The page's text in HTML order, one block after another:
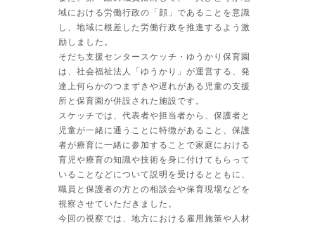
域における労働行政の「顔」であることを意識
し、地域に根差した労働行政を推進するよう激
励しました。
そだち支援センタースケッチ・ゆうかり保育園
は、社会福祉法人「ゆうかり」が運営する、発
達上何らかのつまずきや遅れがある児童の支援
所と保育園が併設された施設です。
スケッチでは、代表者や担当者から、保護者と
児童が一緒に通うことに特徴があること、保護
者が療育に一緒に参加することで家庭における
育児や療育の知識や技術を身に付けてもらって
いることなどについて説明を受けるとともに、
職員と保護者の方との相談会や保育現場などを
視察させていただきました。
今回の視察では、地方における雇用施策や人材